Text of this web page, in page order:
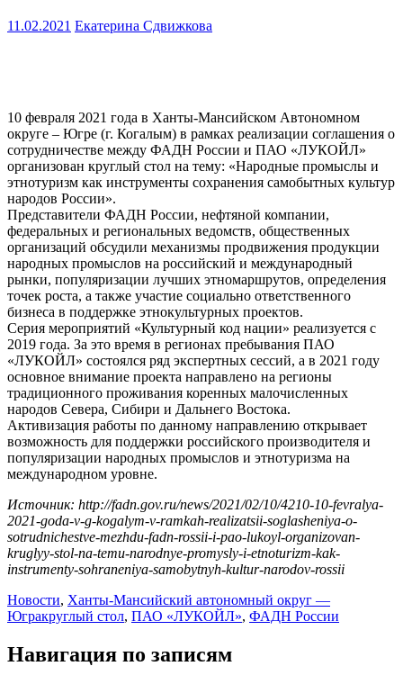
11.02.2021 Екатерина Сдвижкова
10 февраля 2021 года в Ханты-Мансийском Автономном
округе – Югре (г. Когалым) в рамках реализации соглашения о
сотрудничестве между ФАДН России и ПАО «ЛУКОЙЛ»
организован круглый стол на тему: «Народные промыслы и
этнотуризм как инструменты сохранения самобытных культур
народов России».
Представители ФАДН России, нефтяной компании,
федеральных и региональных ведомств, общественных
организаций обсудили механизмы продвижения продукции
народных промыслов на российский и международный
рынки, популяризации лучших этномаршрутов, определения
точек роста, а также участие социально ответственного
бизнеса в поддержке этнокультурных проектов.
Серия мероприятий «Культурный код нации» реализуется с
2019 года. За это время в регионах пребывания ПАО
«ЛУКОЙЛ» состоялся ряд экспертных сессий, а в 2021 году
основное внимание проекта направлено на регионы
традиционного проживания коренных малочисленных
народов Севера, Сибири и Дальнего Востока.
Активизация работы по данному направлению открывает
возможность для поддержки российского производителя и
популяризации народных промыслов и этнотуризма на
международном уровне.
Источник: http://fadn.gov.ru/news/2021/02/10/4210-10-fevralya-
2021-goda-v-g-kogalym-v-ramkah-realizatsii-soglasheniya-o-
sotrudnichestve-mezhdu-fadn-rossii-i-pao-lukoyl-organizovan-
kruglyy-stol-na-temu-narodnye-promysly-i-etnoturizm-kak-
instrumenty-sohraneniya-samobytnyh-kultur-narodov-rossii
Новости, Ханты-Мансийский автономный округ —
Югракруглый стол, ПАО «ЛУКОЙЛ», ФАДН России
Навигация по записям